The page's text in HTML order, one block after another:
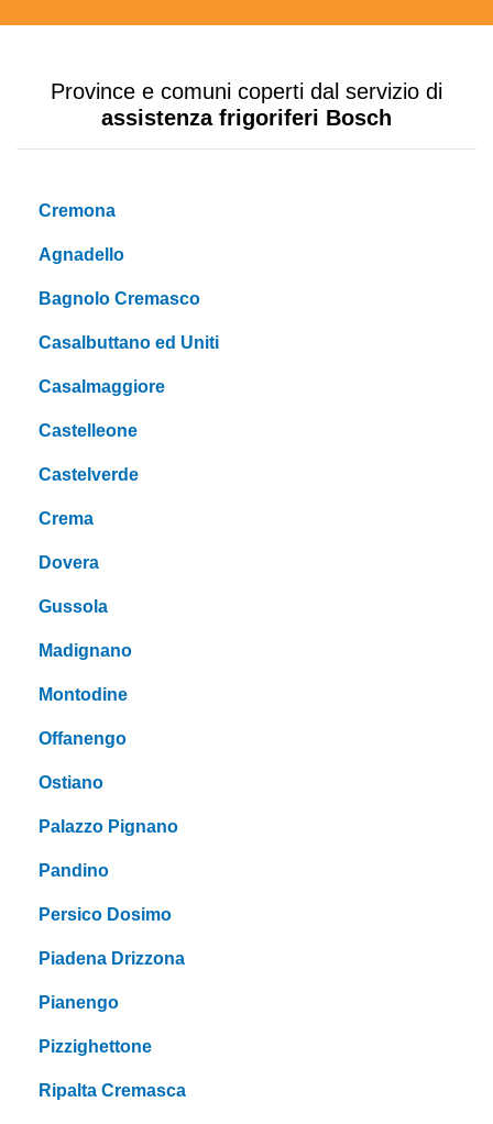
Province e comuni coperti dal servizio di
assistenza frigoriferi Bosch
Cremona
Agnadello
Bagnolo Cremasco
Casalbuttano ed Uniti
Casalmaggiore
Castelleone
Castelverde
Crema
Dovera
Gussola
Madignano
Montodine
Offanengo
Ostiano
Palazzo Pignano
Pandino
Persico Dosimo
Piadena Drizzona
Pianengo
Pizzighettone
Ripalta Cremasca